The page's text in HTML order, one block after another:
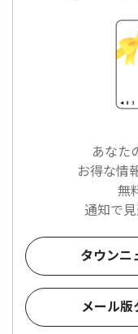
あなた
お得な情
無
通知で
タウンニ
メール版